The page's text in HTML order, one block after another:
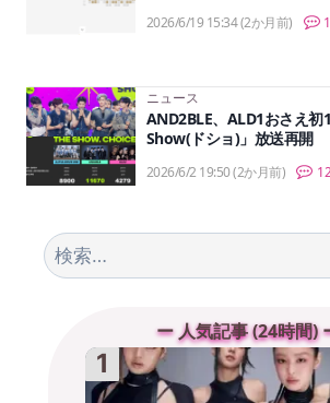
2026/6/19 15:34(2か月前)
ニュース
AND2BLE、ALD1おさえ初
Show(ドショ)」放送再開
2026/6/2 19:50(2か月前)
検
索:
ー 人気記事 (24時間)